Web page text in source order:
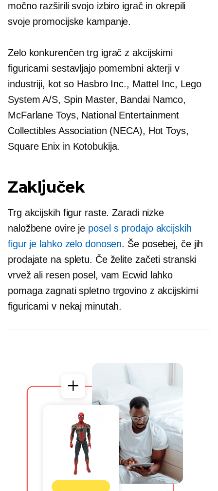
močno razširili svojo izbiro igrač in okrepili
svoje promocijske kampanje.
Zelo konkurenčen trg igrač z akcijskimi
figuricami sestavljajo pomembni akterji v
industriji, kot so Hasbro Inc., Mattel Inc, Lego
System A/S, Spin Master, Bandai Namco,
McFarlane Toys, National Entertainment
Collectibles Association (NECA), Hot Toys,
Square Enix in Kotobukija.
Zaključek
Trg akcijskih figur raste. Zaradi nizke
naložbene ovire je posel s prodajo akcijskih
figur je lahko zelo donosen. Še posebej, če jih
prodajate na spletu. Če želite začeti stranski
vrvež ali resen posel, vam Ecwid lahko
pomaga zagnati spletno trgovino z akcijskimi
figuricami v nekaj minutah.